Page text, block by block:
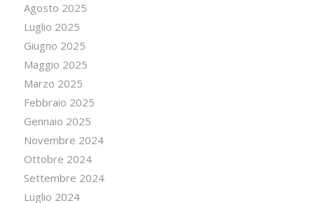
Agosto 2025
Luglio 2025
Giugno 2025
Maggio 2025
Marzo 2025
Febbraio 2025
Gennaio 2025
Novembre 2024
Ottobre 2024
Settembre 2024
Luglio 2024